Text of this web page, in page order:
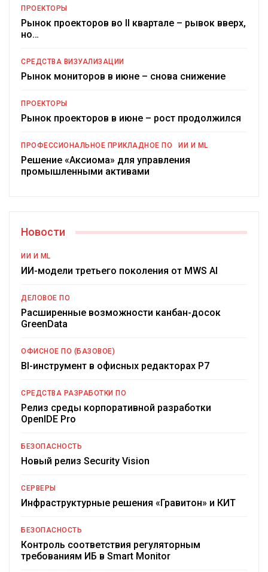
ПРОЕКТОРЫ
Рынок проекторов во II квартале – рывок вверх,
но…
СРЕДСТВА ВИЗУАЛИЗАЦИИ
Рынок мониторов в июне – снова снижение
ПРОЕКТОРЫ
Рынок проекторов в июне – рост продолжился
ПРОФЕССИОНАЛЬНОЕ ПРИКЛАДНОЕ ПО ИИ И ML
Решение «Аксиома» для управления
промышленными активами
Новости
ИИ И ML
ИИ-модели третьего поколения от MWS AI
ДЕЛОВОЕ ПО
Расширенные возможности канбан-досок
GreenData
ОФИСНОЕ ПО (БАЗОВОЕ)
BI-инструмент в офисных редакторах Р7
СРЕДСТВА РАЗРАБОТКИ ПО
Релиз среды корпоративной разработки
OpenIDE Pro
БЕЗОПАСНОСТЬ
Новый релиз Security Vision
СЕРВЕРЫ
Инфраструктурные решения «Гравитон» и КИТ
БЕЗОПАСНОСТЬ
Контроль соответствия регуляторным
требованиям ИБ в Smart Monitor